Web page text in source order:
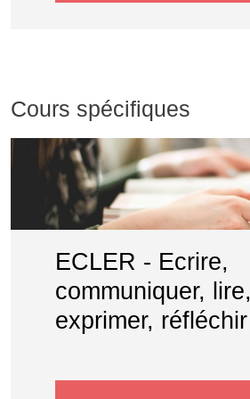
Cours spécifiques
ECLER - Ecrire,
communiquer, lire,
exprimer, réfléchir